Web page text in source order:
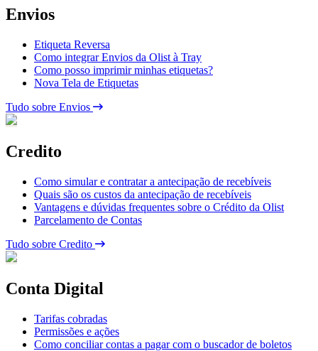
Envios
Etiqueta Reversa
Como integrar Envios da Olist à Tray
Como posso imprimir minhas etiquetas?
Nova Tela de Etiquetas
Tudo sobre Envios
Credito
Como simular e contratar a antecipação de recebíveis
Quais são os custos da antecipação de recebíveis
Vantagens e dúvidas frequentes sobre o Crédito da Olist
Parcelamento de Contas
Tudo sobre Credito
Conta Digital
Tarifas cobradas
Permissões e ações
Como conciliar contas a pagar com o buscador de boletos